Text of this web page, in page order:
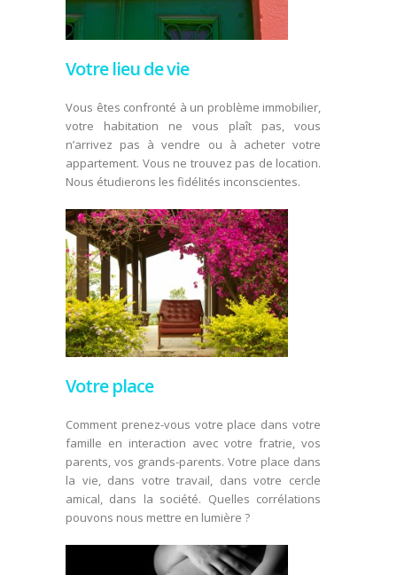
Votre lieu de vie
Vous êtes confronté à un problème immobilier,
votre habitation ne vous plaît pas, vous
n’arrivez pas à vendre ou à acheter votre
appartement. Vous ne trouvez pas de location.
Nous étudierons les fidélités inconscientes.
Votre place
Comment prenez-vous votre place dans votre
famille en interaction avec votre fratrie, vos
parents, vos grands-parents. Votre place dans
la vie, dans votre travail, dans votre cercle
amical, dans la société. Quelles corrélations
pouvons nous mettre en lumière ?